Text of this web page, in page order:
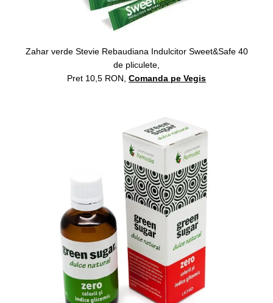
Zahar verde Stevie Rebaudiana Indulcitor Sweet&Safe 40
de pliculete,
Pret 10,5 RON, Comanda pe Vegis